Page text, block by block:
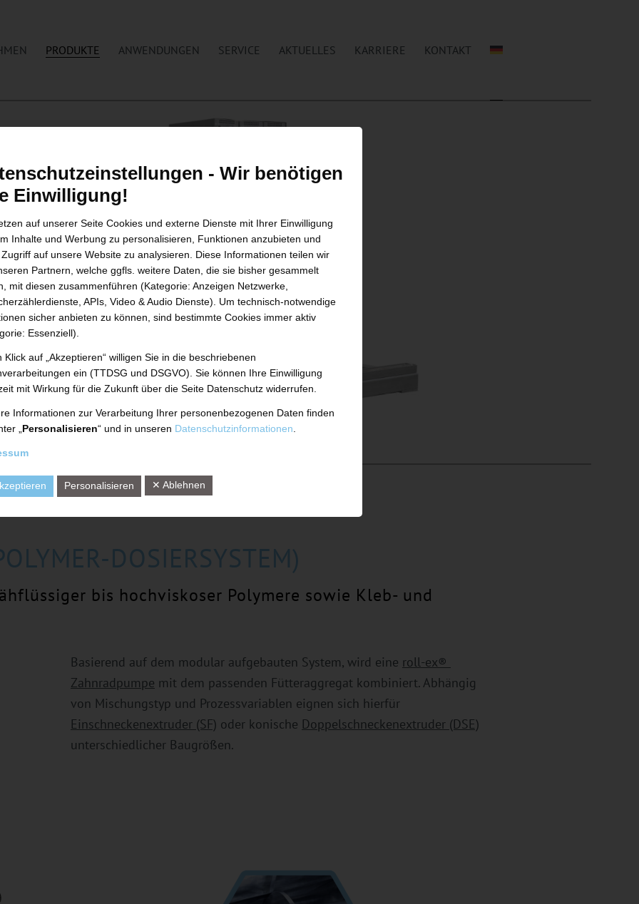
PRODUKTE ANWENDUNGEN SERVICE AKTUELLES KARRIERE KONTAKT
DOSIERSYSTEM)
bis hochviskoser Polymere sowie Kleb- und
Basierend auf dem modular aufgebauten System, wird eine roll-ex®
Zahnradpumpe mit dem passenden Fütteraggregat kombiniert. Abhängig
von Mischungstyp und Prozessvariablen eignen sich hierfür
Einschneckenextruder (SF) oder konische Doppelschneckenextruder (DSE)
unterschiedlicher Baugrößen.
- Wir benötigen
Einwilligung!
auf unserer Seite Cookies und externe Dienste mit Ihrer Einwilligung
Inhalte und Werbung zu personalisieren, Funktionen anzubieten und
auf unsere Website zu analysieren. Diese Informationen teilen wir
Partnern, welche ggfls. weitere Daten, die sie bisher gesammelt
mit diesen zusammenführen (Kategorie: Anzeigen Netzwerke,
APIs, Video & Audio Dienste). Um technisch-notwendige
sicher anbieten zu können, sind bestimmte Cookies immer aktiv
Essenziell).
Klick auf „Akzeptieren“ willigen Sie in die beschriebenen
ein (TTDSG und DSGVO). Sie können Ihre Einwilligung
mit Wirkung für die Zukunft über die Seite Datenschutz widerrufen.
Informationen zur Verarbeitung Ihrer personenbezogenen Daten finden
„ Personalisieren“ und in unseren Datenschutzinformationen
Personalisieren ✕ Ablehnen